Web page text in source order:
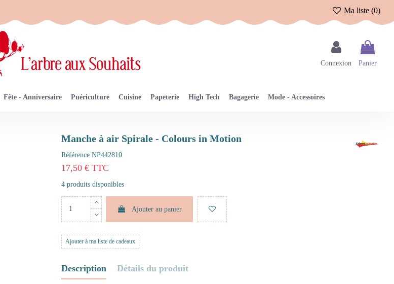
Ma liste (0)
Connexion Panier
Fête - Anniversaire Puériculture Cuisine Papeterie High Tech Bagagerie Mode - Accessoires
Manche à air Spirale - Colours in Motion
Référence NP442810
17,50 € TTC
4 produits disponibles
Ajouter au panier
Ajouter à ma liste de cadeaux
Description Détails du produit